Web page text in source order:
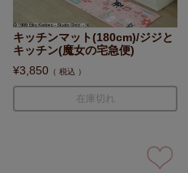
キッチンマット(180cm)/ジジと
キッチン(魔女の宅急便)
¥3,850 税込
在庫切れ